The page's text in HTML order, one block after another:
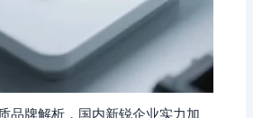
品牌解析，国内新锐企业实力加